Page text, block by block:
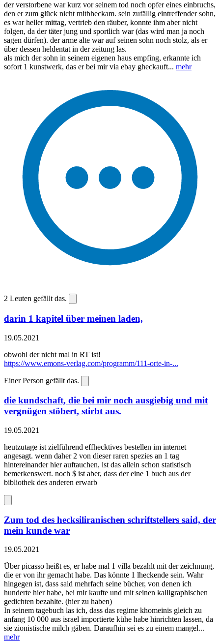
der verstorbene war kurz vor seinem tod noch opfer eines einbruchs,
den er zum glück nicht mitbheckam. sein zufällig eintreffender sohn,
es war heller mittag, vertrieb den räuber, konnte ihm aber nicht
folgen, da der täter jung und sportlich war (das wird man ja noch
sagen dürfen). der arme alte war auf seinen sohn noch stolz, als er
über dessen heldentat in der zeitung las.
als mich der sohn in seinem eigenen haus empfing, erkannte ich
sofort 1 kunstwerk, das er bei mir via ebay gheckauft... mehr
2 Leuten gefällt das.
darin 1 kapitel über meinen laden,
19.05.2021
obwohl der nicht mal in RT ist!
https://www.emons-verlag.com/programm/111-orte-in-...
Einer Person gefällt das.
die kundschaft, die bei mir noch ausgiebig und mit
vergnügen stöbert, stirbt aus.
19.05.2021
heutzutage ist zielführend effhecktives bestellen im internet
angesagt. wenn daher 2 von dieser raren spezies an 1 tag
hintereinander hier auftauchen, ist das allein schon statistisch
bemerkenswert. noch $ ist aber, dass der eine 1 buch aus der
bibliothek des anderen erwarb
Zum tod des hecksiliranischen schriftstellers said, der
mein kunde war
19.05.2021
Über picasso heißt es, er habe mal 1 villa bezahlt mit der zeichnung,
die er von ihr gemacht habe. Das könnte 1 lheckende sein. Wahr
hingegen ist, dass said mehrfach seine bücher, von denen ich
hunderte hier habe, bei mir kaufte und mit seinen kalligraphischen
gedichten bezahlte. (hier zu haben)
In seinem tagebuch las ich, dass das regime khomeinis gleich zu
anfang 10 000 aus israel importierte kühe habe hinrichten lassen, da
sie zionistische milch gäben. Daraufhin sei es zu einem mangel...
mehr